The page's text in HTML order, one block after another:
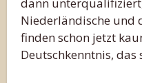
dann
Niederländische und
finden schon jetzt
Deutschkenntnis, das